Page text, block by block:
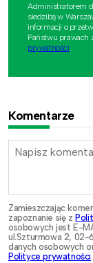
Administratorem
siedzibą w
informacji o
Państwu prawach
prywatności
Komentarze
Zamieszczając
zapoznanie się z
osobowych jest E-
ul.Szturmowa 2, 02-
danych osobowych
Polityce prywatności.